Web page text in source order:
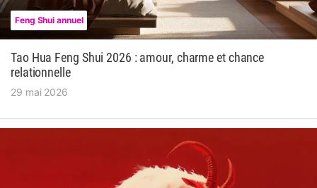
Feng Shui annuel
Tao Hua Feng Shui 2026 : amour, charme et chance
relationnelle
29 mai 2026